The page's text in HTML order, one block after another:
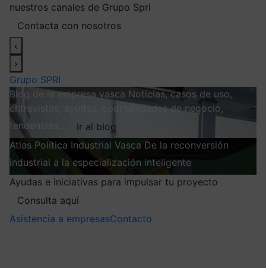
nuestros canales de Grupo Spri
Contacta con nosotros
‹
›
Grupo SPRI
Blog de la empresa vasca Noticias, casos de uso,
entrevistas, ayudas, oportunidades de negocio,
tendencias…
Ir al blog
Atlas Política Industrial Vasca De la reconversión
industrial a la especialización inteligente
Ayudas e iniciativas para impulsar tu proyecto
Consulta aquí
Asistencia a empresasContacto